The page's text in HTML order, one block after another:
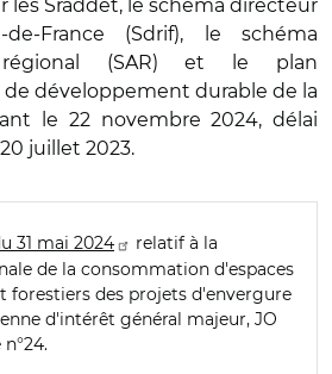
les Sraddet, le schéma directeur
France (Sdrif), le schéma
régional (SAR) et le plan
développement durable de la
le 22 novembre 2024, délai
juillet 2023.
31 mai 2024
relatif à la
de la consommation d'espaces
forestiers des projets d'envergure
d'intérêt général majeur, JO